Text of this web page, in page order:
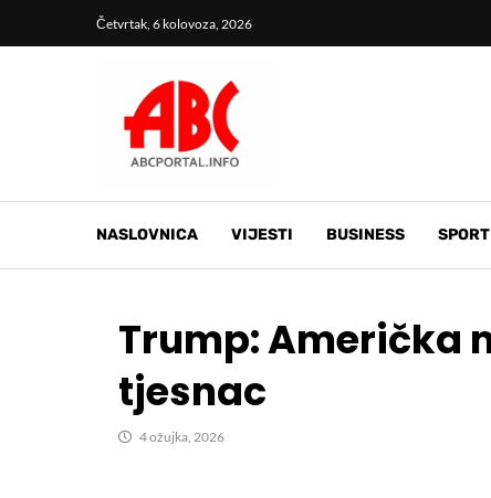
Četvrtak, 6 kolovoza, 2026
NASLOVNICA VIJESTI BUSINESS SPORT
Trump: Američka
tjesnac
4 ožujka, 2026